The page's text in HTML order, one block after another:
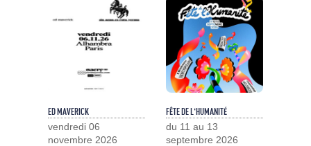
ED MAVERICK
vendredi 06
novembre 2026
FÊTE DE L'HUMANITÉ
du 11 au 13
septembre 2026